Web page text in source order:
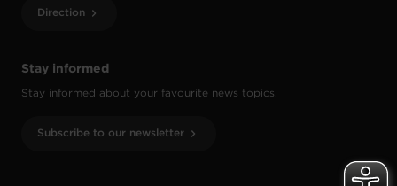
Stay informed
Stay informed about your favourite news topics.
Subscribe to our newsletter
Direction